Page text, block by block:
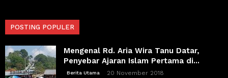
POSTING POPULER
Mengenal Rd. Aria Wira Tanu Datar,
Penyebar Ajaran Islam Pertama di...
Berita Utama 20 November 2018